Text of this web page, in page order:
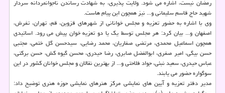
رمضان نیست، اشاره می شود. ولایت پذیری، به شهادت رساندن ناجوانمردانه سردار
شهید حاج قاسم سلیمانی و... نیز همچون این پیام هاست.
وی با اشاره به حضور تعزیه و مجلس خوانانی از شهرهای قزوین، قم، تهران، تفرش،
اصفهان و... بیان کرد: هر مجلس توسط یک یا دو تعزیه خوان پیش می رود. اساتیدی
همچون اسماعیل محمدی، مرتضی صفاریان، محمد رضایی، سیدحسن گل ختمی، مجتبی
حسن بیگی، امیر صفری، ابوالفضل صابری، رضا حیدری، محسن گیوه کش، حسن برکتی،
عباس حیدری، سعید نبئی، جواد فلاحتی و... از بهترین نقالان و مجلس خوانان کشور در این
سوگواره حضور می یابند.
مدیر دفتر تعزیه و آیین های نمایشی مرکز هنرهای نمایشی حوزه هنری توضیح داد: